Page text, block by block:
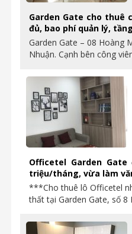
Garden Gate cho thuê
đủ, bao phí quản lý,
Garden Gate – 08 Hoàng
Nhuận. Cạnh bên công
Officetel Garden
triệu/tháng, vừa làm
***Cho thuê lô Officetel
thất tại Garden Gate, số 8